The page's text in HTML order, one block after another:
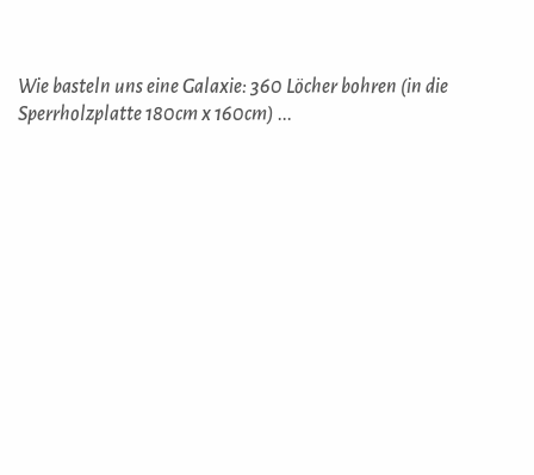
Wie basteln uns eine Galaxie: 360 Löcher bohren (in die
Sperrholzplatte 180cm x 160cm) ...